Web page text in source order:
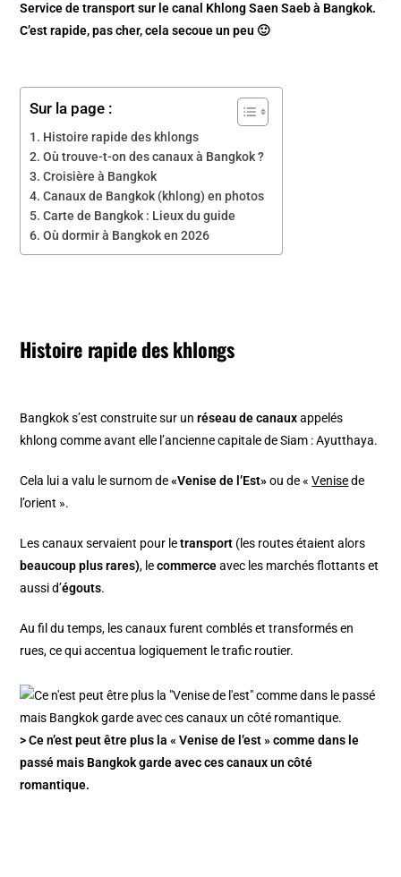
Service de transport sur le canal Khlong Saen Saeb à Bangkok.
C’est rapide, pas cher, cela secoue un peu 🙂
Sur la page :
Histoire rapide des khlongs
Où trouve-t-on des canaux à Bangkok ?
Croisière à Bangkok
Canaux de Bangkok (khlong) en photos
Carte de Bangkok : Lieux du guide
Où dormir à Bangkok en 2026
Histoire rapide des khlongs
Bangkok s’est construite sur unréseau de canauxappelés
khlong comme avant elle l’ancienne capitale de Siam : Ayutthaya.
Cela lui a valu le surnom de«Venise de l’Est»ou de «Venisede
l’orient ».
Les canaux servaient pour letransport (les routes étaient alors
beaucoup plus rares), lecommerceavec les marchés flottants et
aussi d’égouts.
Au fil du temps, les canaux furent comblés et transformés en
rues, ce qui accentua logiquement le trafic routier.
> Ce n’est peut être plus la « Venise de l’est » comme dans le
passé mais Bangkok garde avec ces canaux un côté
romantique.